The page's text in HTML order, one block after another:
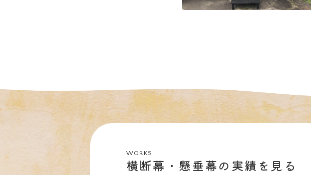
WORKS
横断幕・懸垂幕の実績を見る